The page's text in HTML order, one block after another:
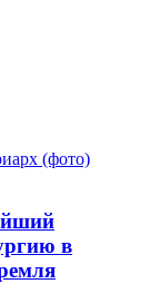
(фото)
в